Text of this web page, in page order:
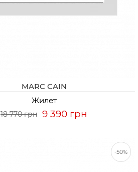
MARC CAIN
Жилет
18 770 грн 9 390 грн
-50%